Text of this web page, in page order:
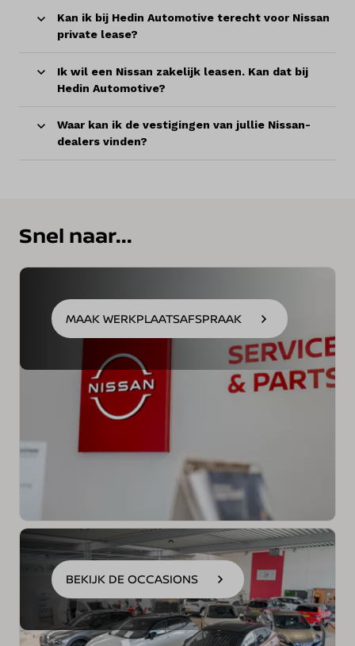
Kan ik bij Hedin Automotive terecht voor Nissan
private lease?
Ik wil een Nissan zakelijk leasen. Kan dat bij
Hedin Automotive?
Waar kan ik de vestigingen van jullie Nissan-
dealers vinden?
Snel naar...
MAAK WERKPLAATSAFSPRAAK
BEKIJK DE OCCASIONS